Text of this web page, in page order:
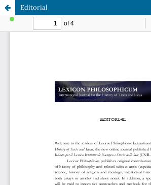
Editorial